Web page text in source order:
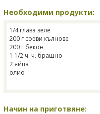
Необходими продукти:
1/4 глава зеле
200 г соеви кълнове
200 г бекон
1 1/2 ч. ч. брашно
2 яйца
олио
Начин на приготвяне: